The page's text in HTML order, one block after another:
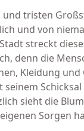
tristen
und von
streckt
denn die
Kleidung und
seinem
sieht die
Sorgen